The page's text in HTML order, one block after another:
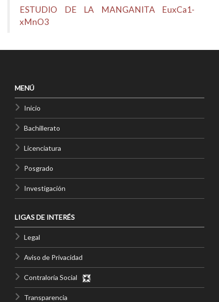
ESTUDIO DE LA MANGANITA EuxCa1-
xMnO3
MENÚ
Inicio
Bachillerato
Licenciatura
Posgrado
Investigación
LIGAS DE INTERÉS
Legal
Aviso de Privacidad
Contraloría Social
Transparencia